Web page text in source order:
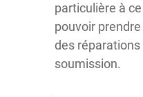
particulière à
pouvoir
des
soumission.